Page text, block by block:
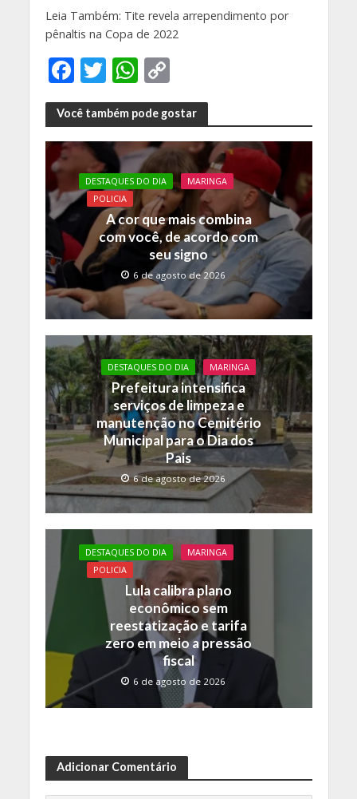
Leia Também: Tite revela arrependimento por
pênaltis na Copa de 2022
F
ac
e
b
o
o
k
T
w
itt
er
W
h
at
s
A
p
p
C
o
p
y
Li
n
k
Você também pode gostar
DESTAQUES DO DIA
MARINGA
POLICIA
A cor que mais combina
com você, de acordo com
seu signo
6 de agosto de 2026
DESTAQUES DO DIA MARINGA
Prefeitura intensifica
serviços de limpeza e
manutenção no Cemitério
Municipal para o Dia dos
Pais
6 de agosto de 2026
DESTAQUES DO DIA
MARINGA
POLICIA
Lula calibra plano
econômico sem
reestatização e tarifa
zero em meio a pressão
fiscal
6 de agosto de 2026
Adicionar Comentário